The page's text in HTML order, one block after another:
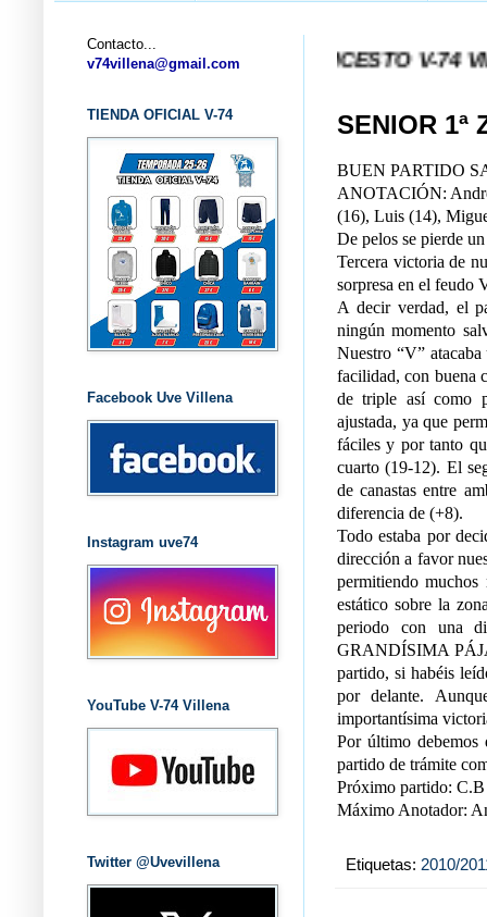
... CLUB BALONCESTO V-74 VILLENA
SENIOR 1ª
BUEN PARTIDO
ANOTACIÓN:
(16), Luis (14),
De pelos se pierde
Tercera victoria de
sorpresa en el feudo
A decir verdad, el
ningún momento
Nuestro “V”
facilidad, con buena
de triple así como
ajustada, ya que
fáciles y por tanto
cuarto (19-12). El
de canastas entre
diferencia de (+8).
Todo estaba por
dirección a favor
permitiendo
estático sobre la
periodo con una
GRANDÍSIMA
partido, si habéis
por delante.
importantísima
Por último debemos
partido de trámite
Próximo partido:
Máximo Anotador:
Etiquetas: 2010/
Contacto...
v74villena@gmail.com
TIENDA OFICIAL V-74
Facebook Uve Villena
Instagram uve74
YouTube V-74 Villena
Twitter @Uvevillena